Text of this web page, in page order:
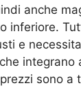
anche
inferiore.
e
integrano
sono a